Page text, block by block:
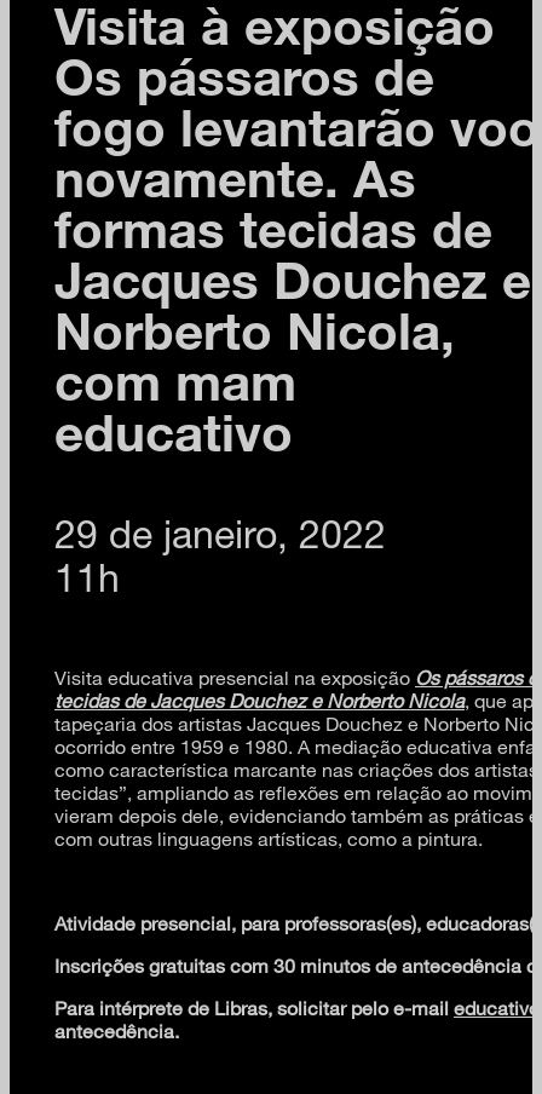
Visita à exposição
Os pássaros de
fogo levantarão voo
novamente. As
formas tecidas de
Jacques Douchez e
Norberto Nicola,
com mam
educativo
29 de janeiro, 2022
11h
Visita educativa presencial na exposição Os pássaros
tecidas de Jacques Douchez e Norberto Nicola, que
tapeçaria dos artistas Jacques Douchez e Norberto
ocorrido entre 1959 e 1980. A mediação educativa
como característica marcante nas criações dos
tecidas”, ampliando as reflexões em relação ao
vieram depois dele, evidenciando também as práticas
com outras linguagens artísticas, como a pintura.
Atividade presencial, para professoras(es),
Inscrições gratuitas com 30 minutos de antecedência
Para intérprete de Libras, solicitar pelo e-mail
antecedência.